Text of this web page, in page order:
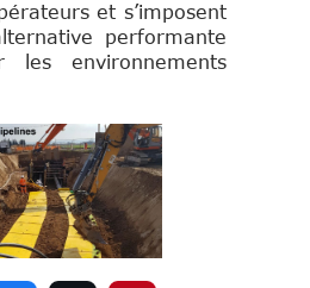
et s’imposent
performante
environnements